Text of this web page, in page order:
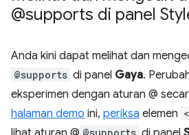
@supports di panel
Anda kini dapat melihat dan
@supports di panel Gaya.
eksperimen dengan aturan @
halaman demo ini, periksa elemen